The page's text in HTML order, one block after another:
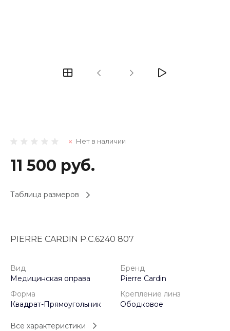
Нет в наличии
11 500 руб.
Таблица размеров
PIERRE CARDIN P.C.6240 807
Вид
Медицинская оправа
Бренд
Pierre Cardin
Форма
Квадрат-Прямоугольник
Крепление линз
Ободковое
Все характеристики